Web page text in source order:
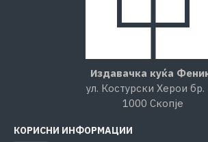
Издавачка куќа
ул. Костурски Херои бр.
1000 Скопје
КОРИСНИ ИНФОРМАЦИИ